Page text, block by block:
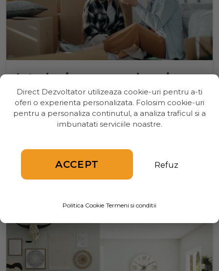
Intrebari pe care sa le pui
inainte de a cumpara un
apartament
Ai ajuns in acel punct al vietii in care vrei sa ai o
banca in detrimentul chiriei. De la dorinta pana
la semnarea contractului d
Direct Dezvoltator utilizeaza cookie-uri pentru a-ti
oferi o experienta personalizata. Folosim cookie-uri
pentru a personaliza continutul, a analiza traficul si a
imbunatati serviciile noastre.
ACCEPT Refuz
Politica Cookie Termeni si conditii